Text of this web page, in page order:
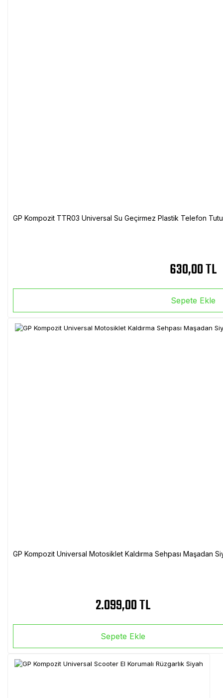
GP Kompozit TTR03 Universal Su Geçirmez Plastik Telefon
630,00 TL
Sepete Ekle
GP Kompozit Universal Motosiklet Kaldırma Sehpası Maşadan
2.099,00 TL
Sepete Ekle